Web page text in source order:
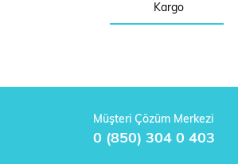
Kargo
Müşteri Çözüm Merkezi
0 (850) 304 0 403